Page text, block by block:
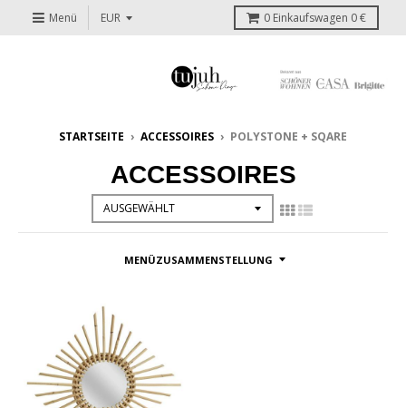
Menü 0 Einkaufswagen 0 €
STARTSEITE › ACCESSOIRES › POLYSTONE + SQARE
ACCESSOIRES
MENÜZUSAMMENSTELLUNG